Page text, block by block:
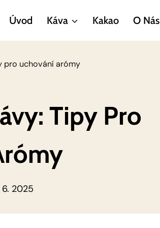
Úvod Káva Kakao O Nás
pro uchování arómy
Tipy Pro
6. 2025